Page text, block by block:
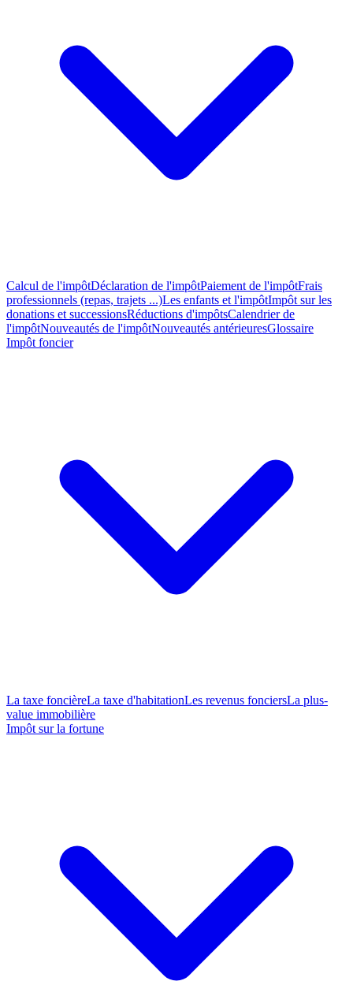
Calcul de l'impôtDéclaration de l'impôtPaiement de l'impôtFrais
professionnels (repas, trajets ...)Les enfants et l'impôtImpôt sur les
donations et successionsRéductions d'impôtsCalendrier de
l'impôtNouveautés de l'impôtNouveautés antérieuresGlossaire
Impôt foncier
La taxe foncièreLa taxe d'habitationLes revenus fonciersLa plus-
value immobilière
Impôt sur la fortune